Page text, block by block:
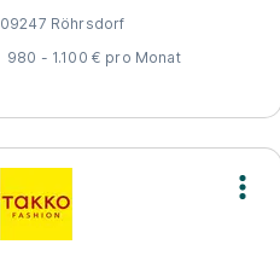
09247 Röhrsdorf
980 - 1.100 € pro Monat